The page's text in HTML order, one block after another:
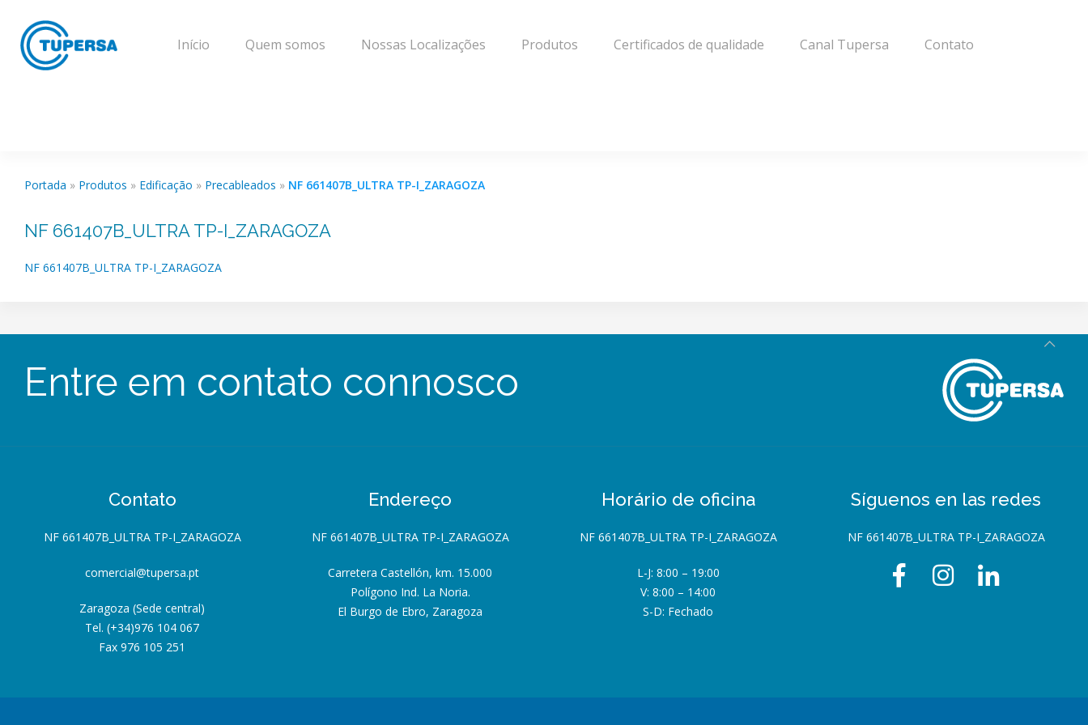
Início Quem somos Nossas Localizações Produtos Certificados de qualidade Canal Tupersa Contato
Portada » Produtos » Edificação » Precableados » NF 661407B_ULTRA TP-I_ZARAGOZA
NF 661407B_ULTRA TP-I_ZARAGOZA
NF 661407B_ULTRA TP-I_ZARAGOZA
Entre em contato connosco
Contato
NF 661407B_ULTRA TP-I_ZARAGOZA
comercial@tupersa.pt
Zaragoza (Sede central)
Tel. (+34)976 104 067
Fax 976 105 251
Endereço
NF 661407B_ULTRA TP-I_ZARAGOZA
Carretera Castellón, km. 15.000
Polígono Ind. La Noria.
El Burgo de Ebro, Zaragoza
Horário de oficina
NF 661407B_ULTRA TP-I_ZARAGOZA
L-J: 8:00 – 19:00
V: 8:00 – 14:00
S-D: Fechado
Síguenos en las redes
NF 661407B_ULTRA TP-I_ZARAGOZA